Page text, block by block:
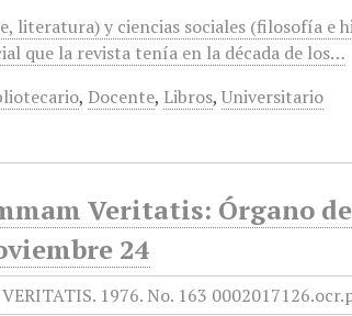
literatura) y ciencias sociales (filosofía e
que la revista tenía en la década de los…
, Docente, Libros,Universitario
Veritatis: Órgano
24